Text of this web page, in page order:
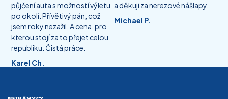
půjčení auta s možností výletu
po okolí. Přívětivý pán, což
jsem roky nezažil. A cena, pro
kterou stojí za to přejet celou
republiku. Čistá práce.
Karel Ch.
a děkuji za nerezové nášlapy.
Michael P.